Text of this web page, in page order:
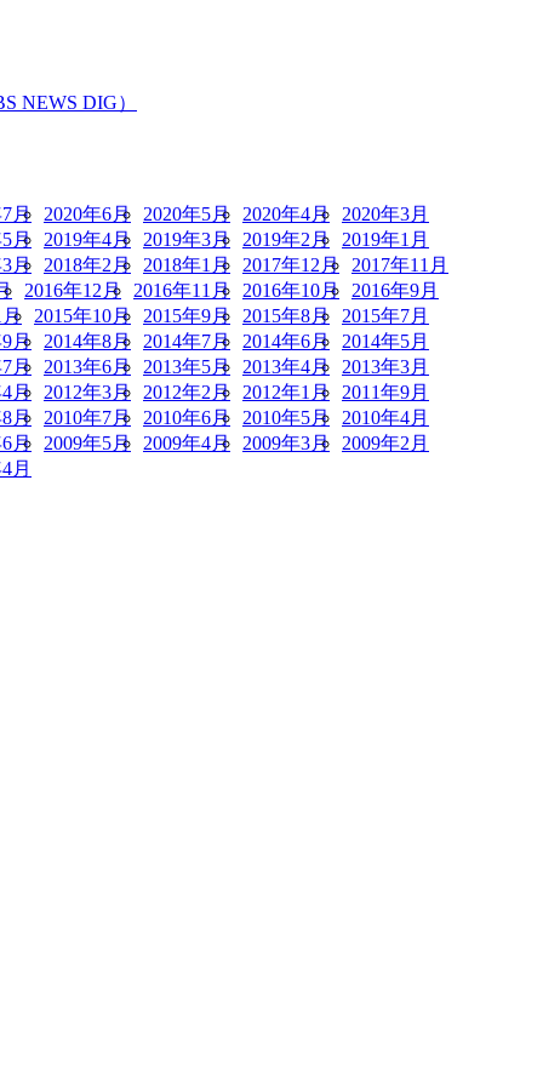
NEWS DIG）
月 2020年6月 2020年5月 2020年4月 2020年3月
月 2019年4月 2019年3月 2019年2月 2019年1月
月 2018年2月 2018年1月 2017年12月 2017年11月
2016年12月 2016年11月 2016年10月 2016年9月
月 2015年10月 2015年9月 2015年8月 2015年7月
月 2014年8月 2014年7月 2014年6月 2014年5月
月 2013年6月 2013年5月 2013年4月 2013年3月
月 2012年3月 2012年2月 2012年1月 2011年9月
月 2010年7月 2010年6月 2010年5月 2010年4月
月 2009年5月 2009年4月 2009年3月 2009年2月
月